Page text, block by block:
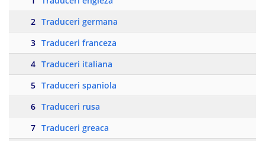
2 Traduceri germana
3 Traduceri franceza
4 Traduceri italiana
5 Traduceri spaniola
6 Traduceri rusa
7 Traduceri greaca